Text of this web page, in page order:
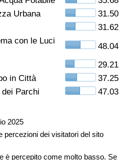
Urbana
31.50
31.62
con le Luci
48.04
29.21
in Città
37.25
Parchi
47.03
2025
percezioni dei visitatori del sito
è percepito come molto basso. Se
per
Nazione